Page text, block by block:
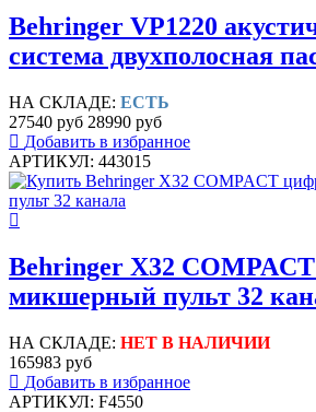
Behringer VP1220
система двухполосная
НА СКЛАДЕ: ЕСТЬ
27540 руб 28990 руб
Добавить в избранное
АРТИКУЛ: 443015
Behringer X32
микшерный пульт 32
НА СКЛАДЕ: НЕТ В НАЛИЧИИ
165983 руб
Добавить в избранное
АРТИКУЛ: F4550